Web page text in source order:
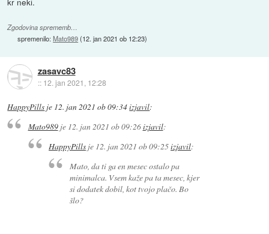
Zgodovina sprememb…
spremenilo:Mato989(12. jan 2021 ob 12:23)
zasavc83
:: 12. jan 2021, 12:28
HappyPills je 12. jan 2021 ob 09:34izjavil:
Mato989je 12. jan 2021 ob 09:26izjavil:
HappyPills je 12. jan 2021 ob 09:25izjavil:
Mato, da ti ga en mesec ostalo pa
minimalca. Vsem kaže pa ta mesec, kjer
si dodatek dobil, kot tvojo plačo. Bo
šlo?